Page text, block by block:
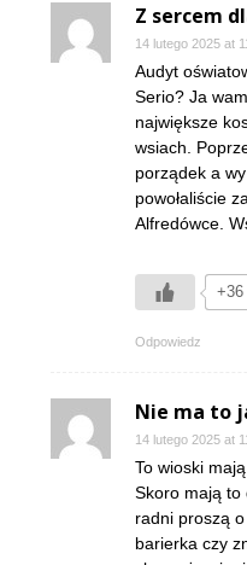
Z sercem
14 lutego 2025 at
Audyt
Serio? Ja
największe
wsiach.
porządek a
powołaliście
Alfredówce.
+36
Odpowiedz
Nie ma to
14 lutego 2025 at
To wioski
Skoro mają to
radni proszą
barierka czy